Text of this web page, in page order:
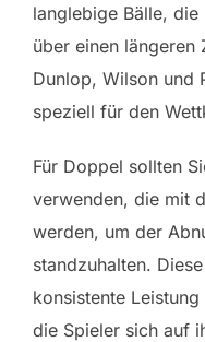
langlebige Bälle,
über einen längeren
Dunlop, Wilson und
speziell für den
Für Doppel sollten
verwenden, die mit
werden, um der
standzuhalten.
konsistente
die Spieler sich auf